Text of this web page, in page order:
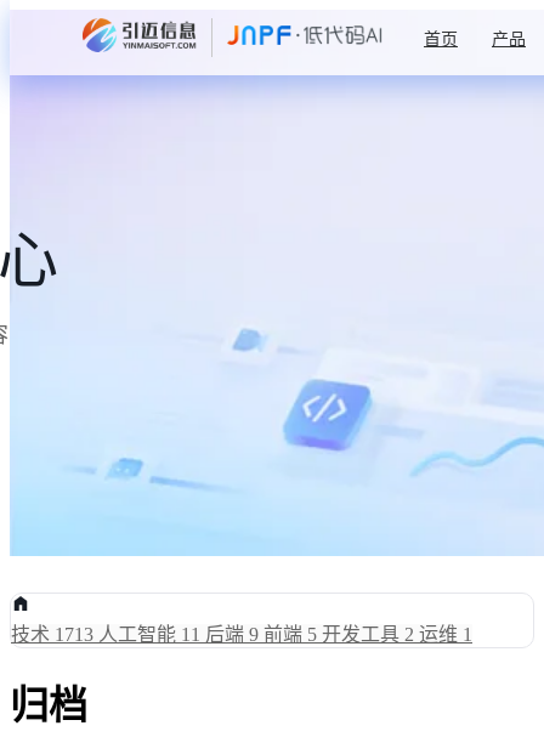
首页 产品
技术 1713 人工智能 11 后端 9 前端 5 开发工具 2 运维 1
归档